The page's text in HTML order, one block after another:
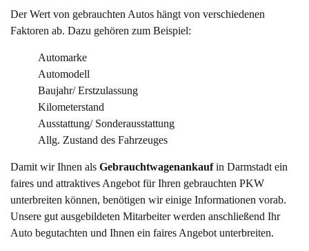
Der Wert von gebrauchten Autos hängt von verschiedenen
Faktoren ab. Dazu gehören zum Beispiel:
Automarke
Automodell
Baujahr/ Erstzulassung
Kilometerstand
Ausstattung/ Sonderausstattung
Allg. Zustand des Fahrzeuges
Damit wir Ihnen als Gebrauchtwagenankaufin Darmstadt ein
faires und attraktives Angebot für Ihren gebrauchten PKW
unterbreiten können, benötigen wir einige Informationen vorab.
Unsere gut ausgebildeten Mitarbeiter werden anschließend Ihr
Auto begutachten und Ihnen ein faires Angebot unterbreiten.